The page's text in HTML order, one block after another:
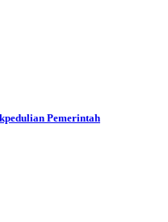
Pemerintah